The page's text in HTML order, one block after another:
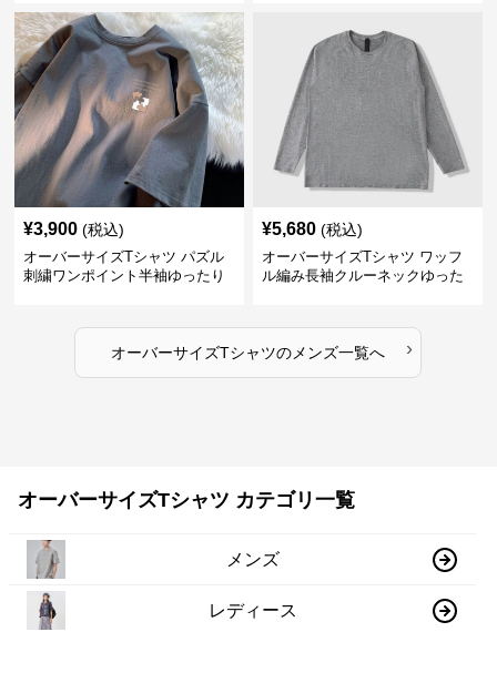
¥3,900 (税込)
オーバーサイズTシャツ パズル
刺繍ワンポイント半袖ゆったり
¥5,680 (税込)
オーバーサイズTシャツ ワッフ
ル編み長袖クルーネックゆった
オーバーサイズTシャツの メンズ一覧へ ›
オーバーサイズTシャツ カテゴリ一覧
メンズ
レディース